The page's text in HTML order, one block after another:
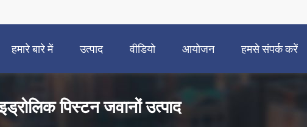
हमारे बारे में उत्पाद वीडियो आयोजन हमसे संपर्क करें
पिस्टन जवानों उत्पाद